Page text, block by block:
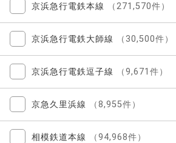
京浜急行電鉄本線 （271,570件）
京浜急行電鉄大師線 （30,500件）
京浜急行電鉄逗子線 （9,671件）
京急久里浜線 （8,955件）
相模鉄道本線 （94,968件）